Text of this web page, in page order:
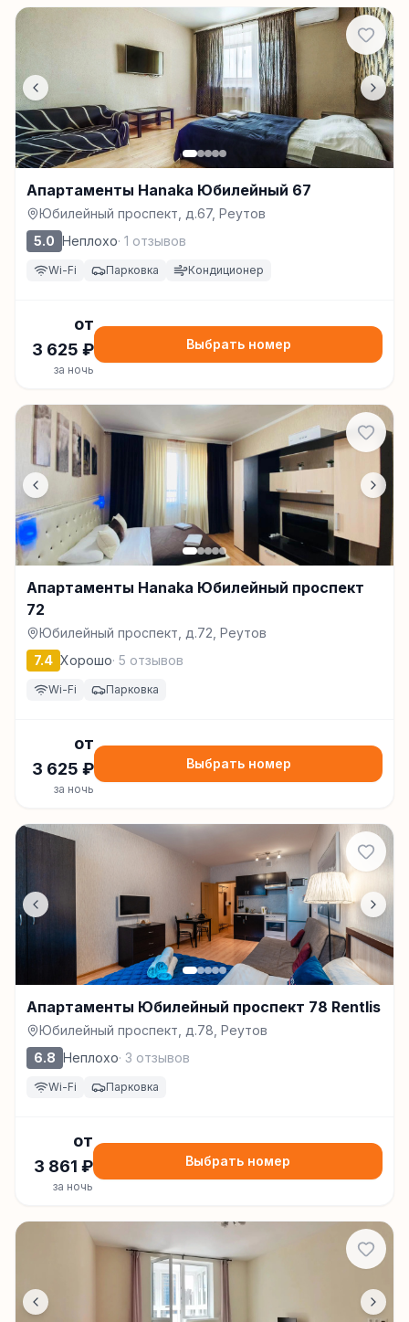
Апартаменты Hanaka Юбилейный 67
Юбилейный проспект, д.67, Реутов
5.0 Неплохо· 1 отзывов
Wi-Fi Парковка Кондиционер
от
3 625 ₽
за ночь
Выбрать номер
Апартаменты Hanaka Юбилейный проспект
72
Юбилейный проспект, д.72, Реутов
7.4 Хорошо· 5 отзывов
Wi-Fi Парковка
от
3 625 ₽
за ночь
Выбрать номер
Апартаменты Юбилейный проспект 78 Rentlis
Юбилейный проспект, д.78, Реутов
6.8 Неплохо· 3 отзывов
Wi-Fi Парковка
от
3 861 ₽
за ночь
Выбрать номер